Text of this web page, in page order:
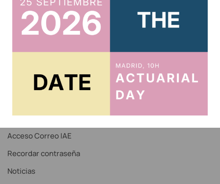
Acceso al Área Privada
Acceso Correo IAE
Recordar contraseña
Noticias